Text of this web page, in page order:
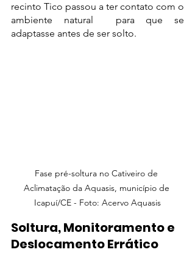
recinto Tico passou a ter contato com o
ambiente natural  para que se
adaptasse antes de ser solto.
Fase pré-soltura no Cativeiro de
Aclimatação da Aquasis, município de
Icapuí/CE - Foto: Acervo Aquasis
Soltura, Monitoramento e
Deslocamento Errático